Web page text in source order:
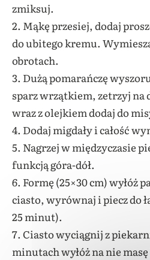
zmiksuj.
2. Mąkę przesiej, dodaj
do ubitego kremu.
obrotach.
3. Dużą pomarańczę
sparz wrzątkiem, zetrzyj na
wraz z olejkiem dodaj do
4. Dodaj migdały i całość
5. Nagrzej w międzyczasie
funkcją góra-dół.
6. Formę (25×30 cm) wyłóż
ciasto, wyrównaj i piecz do
25 minut).
7. Ciasto wyciągnij z
minutach wyłóż na nie